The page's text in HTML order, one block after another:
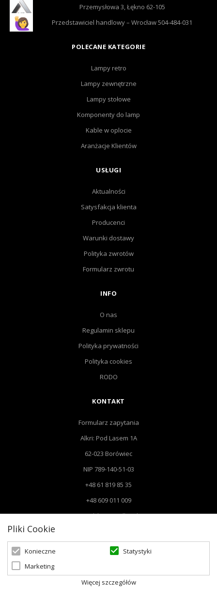
Przemysłowa 3, Łękno 62-105
Przedstawiciel handlowy – Wrocław 504-484-031
POLECANE KATEGORIE
Lampy retro
Lampy zewnętrzne
Lampy stołowe
Komponenty do lamp
Kable w oplocie
Aranżacje Klientów
USŁUGI
Aktualności
Satysfakcja klienta
Producenci
Warunki dostawy
Polityka zwrotów
Formularz zwrotu
INFO
O nas
Regulamin sklepu
Polityka prywatności
Polityka cookies
RODO
KONTAKT
Formularz zapytania
Alkri: Pod Lasem 1A
62-023 Borówiec
NIP 789-140-51-03
+48 61 819 85 35
+48 609 011 009
Email: biuro@alkri.pl
Biuro: Pod Lasem 1 A, 62-023 Borówiec
Magazyn i zwroty : ul. Przemysłowa 3, 63-020 Łękno
Pliki Cookie
Konieczne
Statystyki
Marketing
Więcej szczegółów